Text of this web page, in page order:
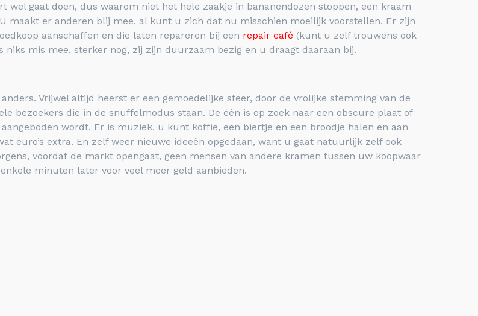
gaat doen, dus waarom niet het hele zaakje in bananendozen stoppen, een kraam
maakt er anderen blij mee, al kunt u zich dat nu misschien moeilijk voorstellen. Er zijn
aanschaffen en die laten repareren bij een repair café (kunt u zelf trouwens ook
niks mis mee, sterker nog, zij zijn duurzaam bezig en u draagt daaraan bij.
Vrijwel altijd heerst er een gemoedelijke sfeer, door de vrolijke stemming van de
bezoekers die in de snuffelmodus staan. De één is op zoek naar een obscure plaat of
wordt. Er is muziek, u kunt koffie, een biertje en een broodje halen en aan
euro’s extra. En zelf weer nieuwe ideeën opgedaan, want u gaat natuurlijk zelf ook
voordat de markt opengaat, geen mensen van andere kramen tussen uw koopwaar
minuten later voor veel meer geld aanbieden.